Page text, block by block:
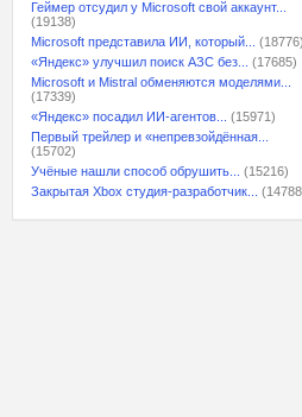
Геймер отсудил у Microsoft свой аккаунт...
(19138)
Microsoft представила ИИ, который...
(18776)
«Яндекс» улучшил поиск АЗС без...
(17685)
Microsoft и Mistral обменяются моделями...
(17339)
«Яндекс» посадил ИИ-агентов...
(15971)
Первый трейлер и «непревзойдённая...
(15702)
Учёные нашли способ обрушить...
(15216)
Закрытая Xbox студия-разработчик...